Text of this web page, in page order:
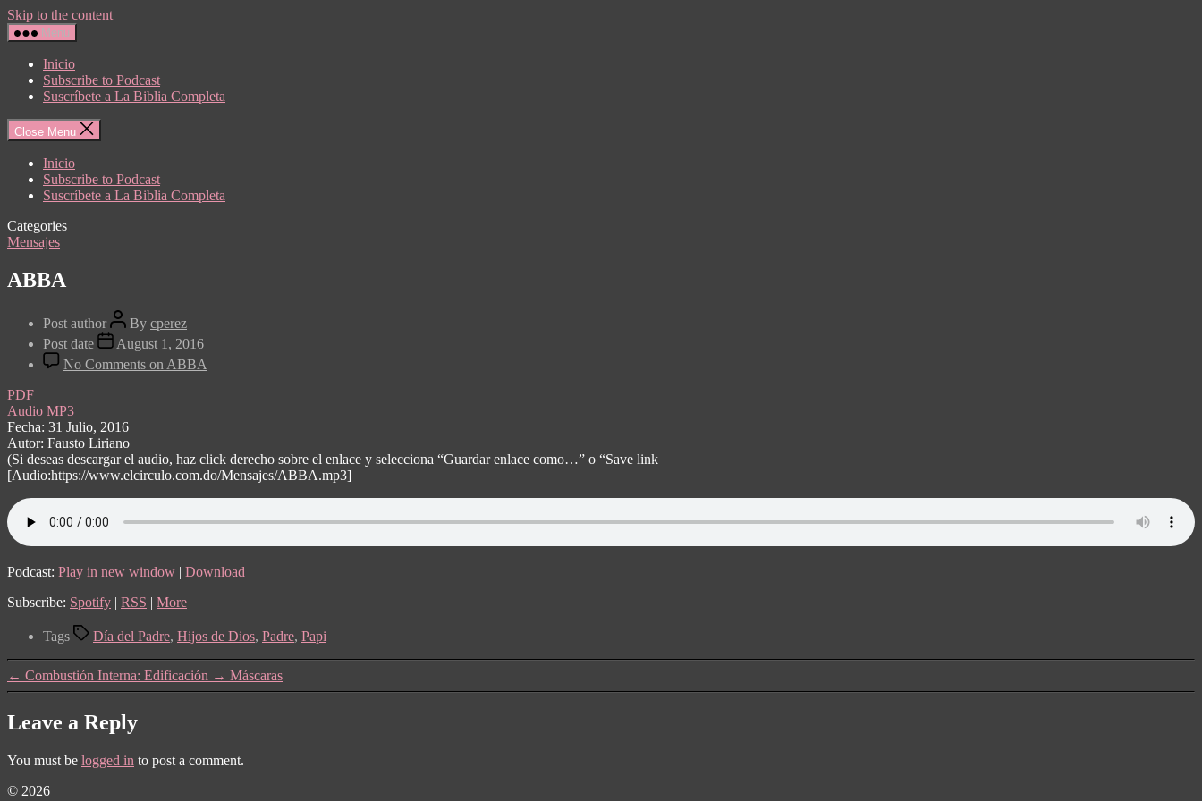
Skip to the content
Menu
Inicio
Subscribe to Podcast
Suscríbete a La Biblia Completa
Close Menu
Inicio
Subscribe to Podcast
Suscríbete a La Biblia Completa
Categories
Mensajes
ABBA
Post author By cperez
Post date
August 1, 2016
No Comments on ABBA
PDF
Audio MP3
Fecha: 31 Julio, 2016
Autor: Fausto Liriano
(Si deseas descargar el audio, haz click derecho sobre el enlace y selecciona “Guardar enlace como…” o “Save link
[Audio:https://www.elcirculo.com.do/Mensajes/ABBA.mp3]
Podcast: Play in new window | Download
Subscribe: Spotify | RSS | More
Tags Día del Padre, Hijos de Dios, Padre, Papi
← Combustión Interna: Edificación → Máscaras
Leave a Reply
You must be logged in to post a comment.
© 2026